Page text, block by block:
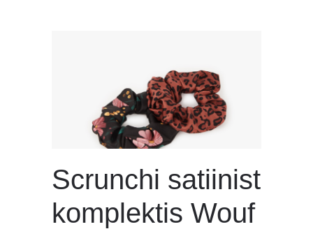
Scrunchi satiinist
komplektis Wouf